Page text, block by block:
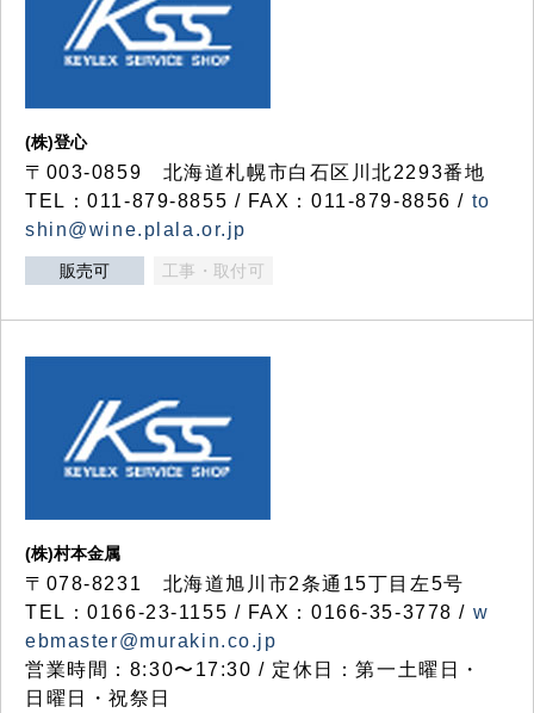
(株)登心
〒003-0859 北海道札幌市白石区川北2293番地
TEL：011-879-8855 / FAX：011-879-8856 / to
shin@wine.plala.or.jp
販売可 工事・取付可
(株)村本金属
〒078-8231 北海道旭川市2条通15丁目左5号
TEL：0166-23-1155 / FAX：0166-35-3778 / w
ebmaster@murakin.co.jp
営業時間：8:30〜17:30 / 定休日：第一土曜日・
日曜日・祝祭日